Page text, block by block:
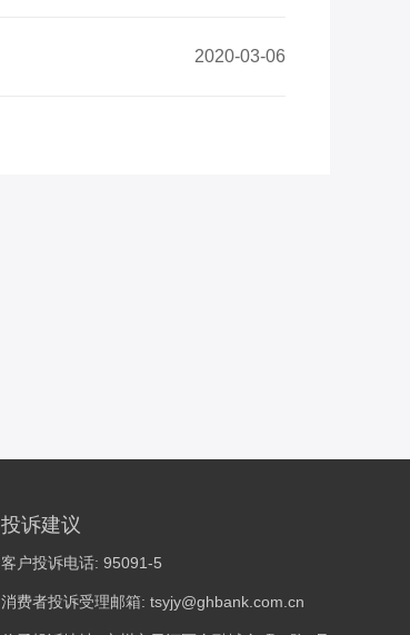
2020-03-06
投诉建议
客户投诉电话: 95091-5
消费者投诉受理邮箱: tsyjy@ghbank.com.cn